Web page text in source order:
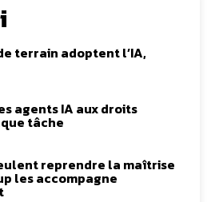
terrain adoptent l’IA,
agents IA aux droits
tâche
reprendre la maîtrise
les accompagne